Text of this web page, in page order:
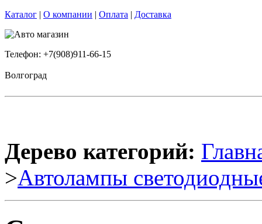
Каталог | О компании | Оплата | Доставка
Телефон: +7(908)911-66-15
Волгоград
Дерево категорий:
>Автолампы